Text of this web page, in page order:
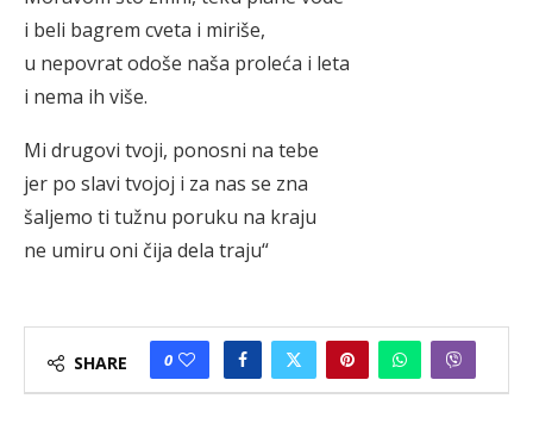
i beli bagrem cveta i miriše,
u nepovrat odoše naša proleća i leta
i nema ih više.
Mi drugovi tvoji, ponosni na tebe
jer po slavi tvojoj i za nas se zna
šaljemo ti tužnu poruku na kraju
ne umiru oni čija dela traju“
SHARE 0